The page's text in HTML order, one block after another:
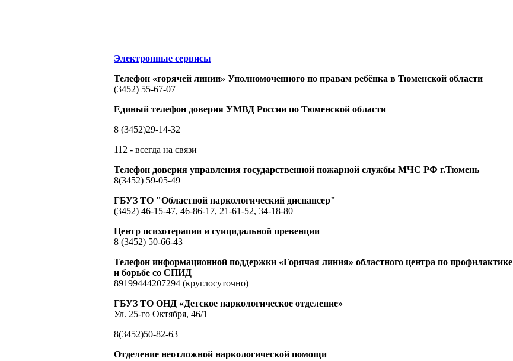
Электронные сервисы
Телефон «горячей линии» Уполномоченного по правам ребёнка в Тюменской области
(3452) 55-67-07
Единый телефон доверия УМВД России по Тюменской области
8 (3452)29-14-32
112 - всегда на связи
Телефон доверия управления государственной пожарной службы МЧС РФ г.Тюмень
8(3452) 59-05-49
ГБУЗ ТО "Областной наркологический диспансер"
(3452) 46-15-47, 46-86-17, 21-61-52, 34-18-80
Центр психотерапии и суицидальной превенции
8 (3452) 50-66-43
Телефон информационной поддержки «Горячая линия» областного центра по профилактике
и борьбе со СПИД
89199444207294 (круглосуточно)
ГБУЗ ТО ОНД «Детское наркологическое отделение»
Ул. 25-го Октября, 46/1
8(3452)50-82-63
Отделение неотложной наркологической помощи